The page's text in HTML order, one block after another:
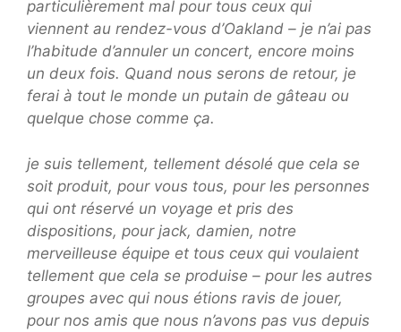
particulièrement mal pour tous ceux qui
viennent au rendez-vous d’Oakland – je n’ai pas
l’habitude d’annuler un concert, encore moins
un deux fois. Quand nous serons de retour, je
ferai à tout le monde un putain de gâteau ou
quelque chose comme ça.
je suis tellement, tellement désolé que cela se
soit produit, pour vous tous, pour les personnes
qui ont réservé un voyage et pris des
dispositions, pour jack, damien, notre
merveilleuse équipe et tous ceux qui voulaient
tellement que cela se produise – pour les autres
groupes avec qui nous étions ravis de jouer,
pour nos amis que nous n’avons pas vus depuis